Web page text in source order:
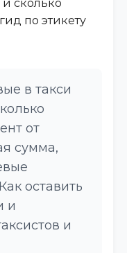
в такси
от
сумма,
оставить
и
и